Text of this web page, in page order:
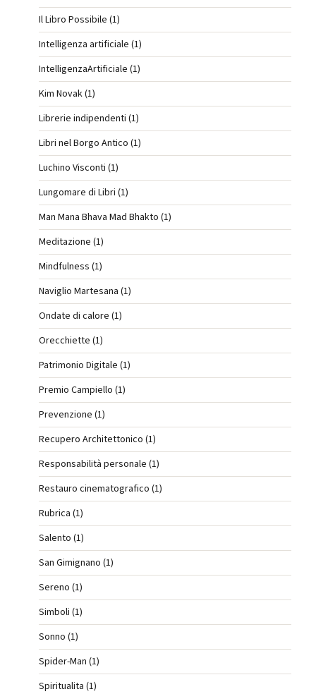
Il Libro Possibile (1)
Intelligenza artificiale (1)
IntelligenzaArtificiale (1)
Kim Novak (1)
Librerie indipendenti (1)
Libri nel Borgo Antico (1)
Luchino Visconti (1)
Lungomare di Libri (1)
Man Mana Bhava Mad Bhakto (1)
Meditazione (1)
Mindfulness (1)
Naviglio Martesana (1)
Ondate di calore (1)
Orecchiette (1)
Patrimonio Digitale (1)
Premio Campiello (1)
Prevenzione (1)
Recupero Architettonico (1)
Responsabilità personale (1)
Restauro cinematografico (1)
Rubrica (1)
Salento (1)
San Gimignano (1)
Sereno (1)
Simboli (1)
Sonno (1)
Spider-Man (1)
Spiritualita (1)